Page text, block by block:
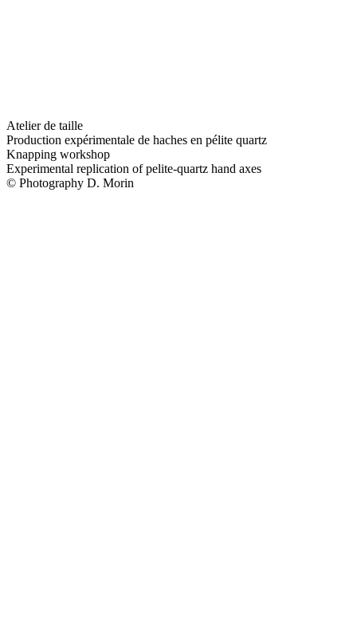
Atelier de taille
Production expérimentale de haches en pélite quartz
Knapping workshop
Experimental replication of pelite-quartz hand axes
© Photography D. Morin